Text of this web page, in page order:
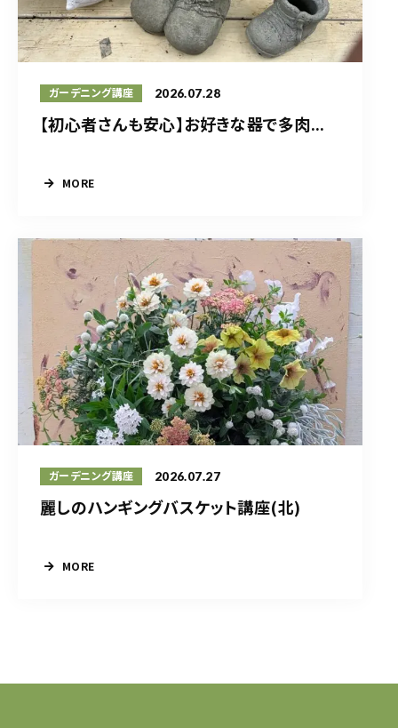
ガーデニング講座 2026.07.28
【初心者さんも安心】お好きな器で多肉...
MORE
ガーデニング講座 2026.07.27
麗しのハンギングバスケット講座(北)
MORE